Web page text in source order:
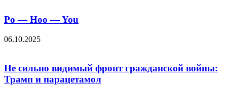
Po — Hoo — You
06.10.2025
Не сильно видимый фронт гражданской войны:
Трамп и парацетамол